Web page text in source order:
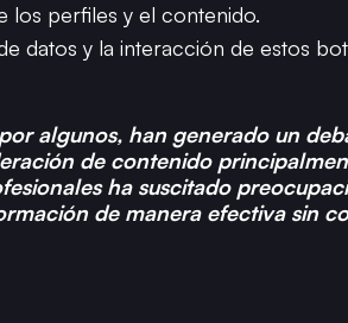
los perfiles y el contenido.
datos y la interacción de estos
algunos, han generado un
de contenido
ha suscitado
de manera efectiva sin